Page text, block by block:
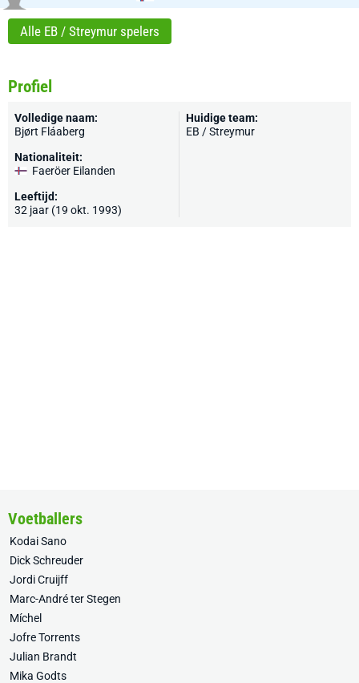
Alle EB / Streymur spelers
Profiel
Volledige naam:
Bjørt Fláaberg
Nationaliteit:
Faeröer Eilanden
Leeftijd:
32 jaar (19 okt. 1993)
Huidige team:
EB / Streymur
Voetballers
Kodai Sano
Dick Schreuder
Jordi Cruijff
Marc-André ter Stegen
Míchel
Jofre Torrents
Julian Brandt
Mika Godts